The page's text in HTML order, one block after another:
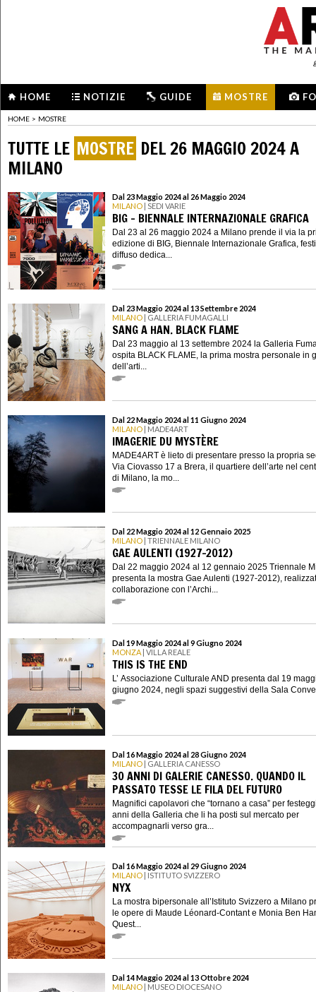
HOME NOTIZIE GUIDE MOSTRE
HOME > MOSTRE
TUTTE LE MOSTRE DEL 26 MAGGIO 2024 A
MILANO
Dal 23 Maggio 2024 al 26 Maggio 2024
MILANO | SEDI VARIE
BIG - BIENNALE INTERNAZIONALE GRAFICA
Dal 23 al 26 maggio 2024 a Milano prende il via la
edizione di BIG, Biennale Internazionale Grafica,
diffuso dedica...
Dal 23 Maggio 2024 al 13 Settembre 2024
MILANO | GALLERIA FUMAGALLI
SANG A HAN. BLACK FLAME
Dal 23 maggio al 13 settembre 2024 la Galleria
ospita BLACK FLAME, la prima mostra personale in
dell’arti...
Dal 22 Maggio 2024 al 11 Giugno 2024
MILANO | MADE4ART
IMAGERIE DU MYSTÈRE
MADE4ART è lieto di presentare presso la propria
Via Ciovasso 17 a Brera, il quartiere dell’arte nel
di Milano, la mo...
Dal 22 Maggio 2024 al 12 Gennaio 2025
MILANO | TRIENNALE MILANO
GAE AULENTI (1927-2012)
Dal 22 maggio 2024 al 12 gennaio 2025 Triennale
presenta la mostra Gae Aulenti (1927-2012),
collaborazione con l’Archi...
Dal 19 Maggio 2024 al 9 Giugno 2024
MONZA | VILLA REALE
THIS IS THE END
L’ Associazione Culturale AND presenta dal 19
giugno 2024, negli spazi suggestivi della Sala
Dal 16 Maggio 2024 al 28 Giugno 2024
MILANO | GALLERIA CANESSO
30 ANNI DI GALERIE CANESSO. QUANDO IL
PASSATO TESSE LE FILA DEL FUTURO
Magnifici capolavori che “tornano a casa” per
anni della Galleria che li ha posti sul mercato per
accompagnarli verso gra...
Dal 16 Maggio 2024 al 29 Giugno 2024
MILANO | ISTITUTO SVIZZERO
NYX
La mostra bipersonale all’Istituto Svizzero a Milano
le opere di Maude Léonard-Contant e Monia Ben
Quest...
Dal 14 Maggio 2024 al 13 Ottobre 2024
MILANO | MUSEO DIOCESANO